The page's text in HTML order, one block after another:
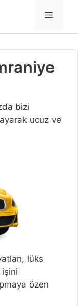
MENÜ
bizi
ucuz ve
lüks
işini
özen